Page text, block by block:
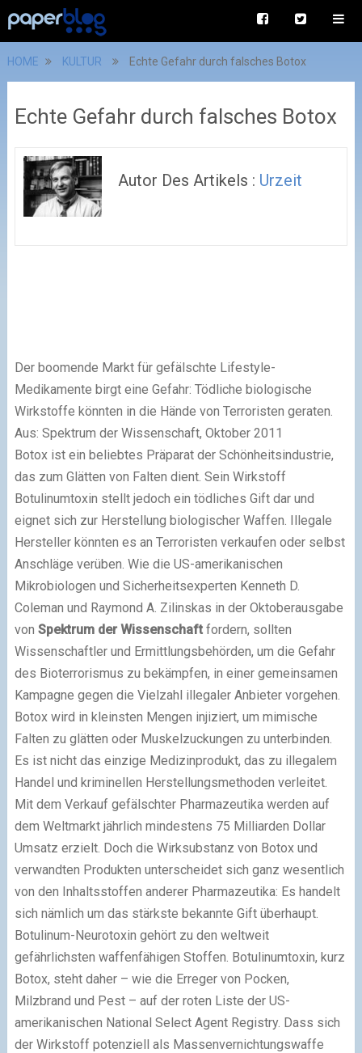
HOME KULTUR Echte Gefahr durch falsches Botox
Echte Gefahr durch falsches Botox
Autor Des Artikels : Urzeit
Der boomende Markt für gefälschte Lifestyle-
Medikamente birgt eine Gefahr: Tödliche biologische
Wirkstoffe könnten in die Hände von Terroristen geraten.
Aus: Spektrum der Wissenschaft, Oktober 2011
Botox ist ein beliebtes Präparat der Schönheitsindustrie,
das zum Glätten von Falten dient. Sein Wirkstoff
Botulinumtoxin stellt jedoch ein tödliches Gift dar und
eignet sich zur Herstellung biologischer Waffen. Illegale
Hersteller könnten es an Terroristen verkaufen oder selbst
Anschläge verüben. Wie die US-amerikanischen
Mikrobiologen und Sicherheitsexperten Kenneth D.
Coleman und Raymond A. Zilinskas in der Oktoberausgabe
von Spektrum der Wissenschaftfordern, sollten
Wissenschaftler und Ermittlungsbehörden, um die Gefahr
des Bioterrorismus zu bekämpfen, in einer gemeinsamen
Kampagne gegen die Vielzahl illegaler Anbieter vorgehen.
Botox wird in kleinsten Mengen injiziert, um mimische
Falten zu glätten oder Muskelzuckungen zu unterbinden.
Es ist nicht das einzige Medizinprodukt, das zu illegalem
Handel und kriminellen Herstellungsmethoden verleitet.
Mit dem Verkauf gefälschter Pharmazeutika werden auf
dem Weltmarkt jährlich mindestens 75 Milliarden Dollar
Umsatz erzielt. Doch die Wirksubstanz von Botox und
verwandten Produkten unterscheidet sich ganz wesentlich
von den Inhaltsstoffen anderer Pharmazeutika: Es handelt
sich nämlich um das stärkste bekannte Gift überhaupt.
Botulinum-Neurotoxin gehört zu den weltweit
gefährlichsten waffenfähigen Stoffen. Botulinumtoxin, kurz
Botox, steht daher – wie die Erreger von Pocken,
Milzbrand und Pest – auf der roten Liste der US-
amerikanischen National Select Agent Registry. Dass sich
der Wirkstoff potenziell als Massenvernichtungswaffe